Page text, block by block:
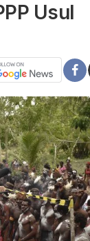
Usul